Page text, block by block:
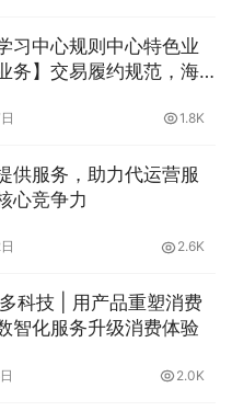
习中心规则中心特色业
务】交易履约规范，海
1.8K
供服务，助力代运营服
心竞争力
2.6K
科技 | 用产品重塑消费
智化服务升级消费体验
2.0K